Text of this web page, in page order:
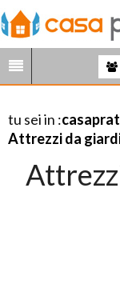
tu sei in :
Attrezzi da